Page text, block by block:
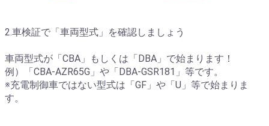
2.車検証で「車両型式」を確認しましょう
車両型式が「CBA」もしくは「DBA」で始まります！
例）「CBA-AZR65G」や「DBA-GSR181」等です。
※充電制御車ではない型式は「GF」や「U」等で始まりま
す。